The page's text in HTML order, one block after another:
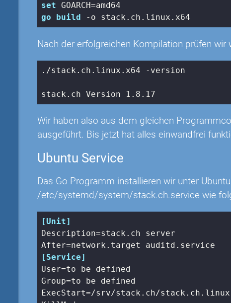
set
go
build
Nach der erfolgreichen Kompilation prüfen wir
./stack .ch.linux.x64 -version
stack .ch Version 1.8 .17
Wir haben also aus dem gleichen
ausgeführt. Bis jetzt hat alles einwandfrei
Ubuntu Service
Das Go Programm installieren wir unter
/etc/systemd/system/stack.ch.service wie
[Unit]
Description
After
[Service]
User
Group
ExecStart